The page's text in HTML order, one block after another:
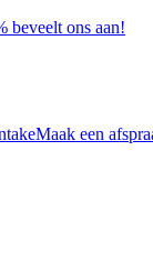
beveelt ons aan!
Maak een